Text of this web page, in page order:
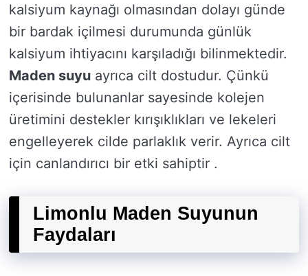
kalsiyum kaynağı olmasından dolayı günde
bir bardak içilmesi durumunda günlük
kalsiyum ihtiyacını karşıladığı bilinmektedir.
Maden suyu ayrıca cilt dostudur. Çünkü
içerisinde bulunanlar sayesinde kolejen
üretimini destekler kırışıklıkları ve lekeleri
engelleyerek cilde parlaklık verir. Ayrıca cilt
için canlandırıcı bir etki sahiptir .
Limonlu Maden Suyunun
Faydaları